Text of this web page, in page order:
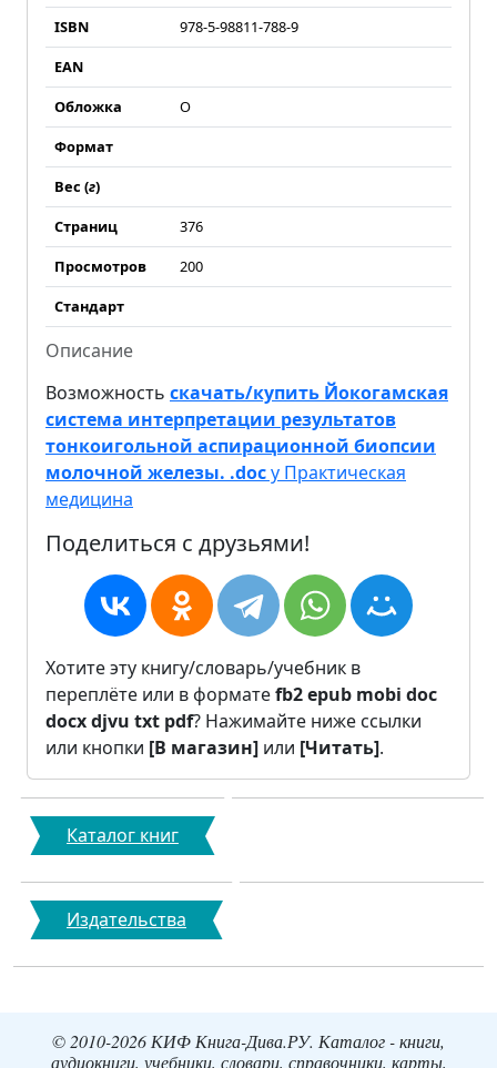
ISBN
978-5-98811-788-9
EAN
Обложка
О
Формат
Вес (г)
Страниц
376
Просмотров
200
Стандарт
Описание
Возможность скачать/купить Йокогамская
система интерпретации результатов
тонкоигольной аспирационной биопсии
молочной железы. .docу Практическая
медицина
Поделиться с друзьями!
Хотите эту книгу/словарь/учебник в
переплёте или в форматеfb2epub mobi doc
docxdjvu txt pdf? Нажимайте ниже ссылки
или кнопки [В магазин] или [Читать].
Каталог книг
Издательства
© 2010-2026 КИФ Книга-Дива.РУ. Каталог - книги,
аудиокниги, учебники, словари, справочники, карты,